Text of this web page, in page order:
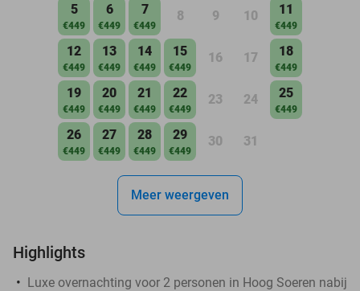
5
€449
6
€449
7
€449
8 9 10 11
€449
12
€449
13
€449
14
€449
15
€449
16 17 18
€449
19
€449
20
€449
21
€449
22
€449
23 24 25
€449
26
€449
27
€449
28
€449
29
€449
30 31
Meer weergeven
Highlights
Luxe overnachting voor 2 personen in Hoog Soeren nabij